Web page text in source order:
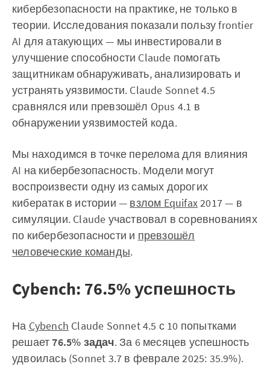
кибербезопасности на практике, не только в
теории. Исследования показали пользу frontier
AI для атакующих — мы инвестировали в
улучшение способности Claude помогать
защитникам обнаруживать, анализировать и
устранять уязвимости. Claude Sonnet 4.5
сравнялся или превзошёл Opus 4.1 в
обнаружении уязвимостей кода.
Мы находимся в точке перелома для влияния
AI на кибербезопасность. Модели могут
воспроизвести одну из самых дорогих
кибератак в истории — взлом Equifax2017 — в
симуляции. Claude участвовал в соревнованиях
по кибербезопасности и превзошёл
человеческие команды.
Cybench: 76.5% успешность
На Cybench Claude Sonnet 4.5 с 10 попытками
решает76.5% задач. За 6 месяцев успешность
удвоилась (Sonnet 3.7 в феврале 2025: 35.9%).